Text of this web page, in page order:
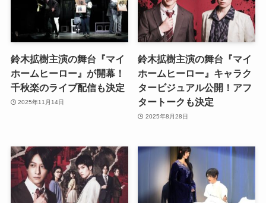
鈴木拡樹主演の舞台『マイ
ホームヒーロー』が開幕！
千秋楽のライブ配信も決定
2025年11月14日
鈴木拡樹主演の舞台『マイ
ホームヒーロー』キャラク
タービジュアル公開！アフ
タートークも決定
2025年8月28日